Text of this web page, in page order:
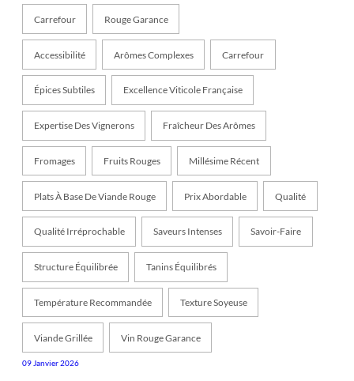
Carrefour Rouge Garance
Accessibilité Arômes Complexes Carrefour
Épices Subtiles Excellence Viticole Française
Expertise Des Vignerons Fraîcheur Des Arômes
Fromages Fruits Rouges Millésime Récent
Plats À Base De Viande Rouge Prix Abordable Qualité
Qualité Irréprochable Saveurs Intenses Savoir-Faire
Structure Équilibrée Tanins Équilibrés
Température Recommandée Texture Soyeuse
Viande Grillée Vin Rouge Garance
09 Janvier 2026